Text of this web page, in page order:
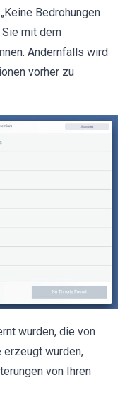
Bedrohungen
mit dem
Andernfalls wird
vorher zu
wurden, die von
wurden,
von Ihren